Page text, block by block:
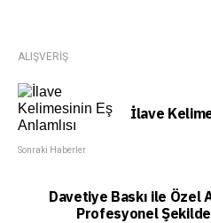
ALIŞVERİŞ
İlave
Sonraki Haberler
Davetiye Baskı ile Özel
Profesyonel Şekilde